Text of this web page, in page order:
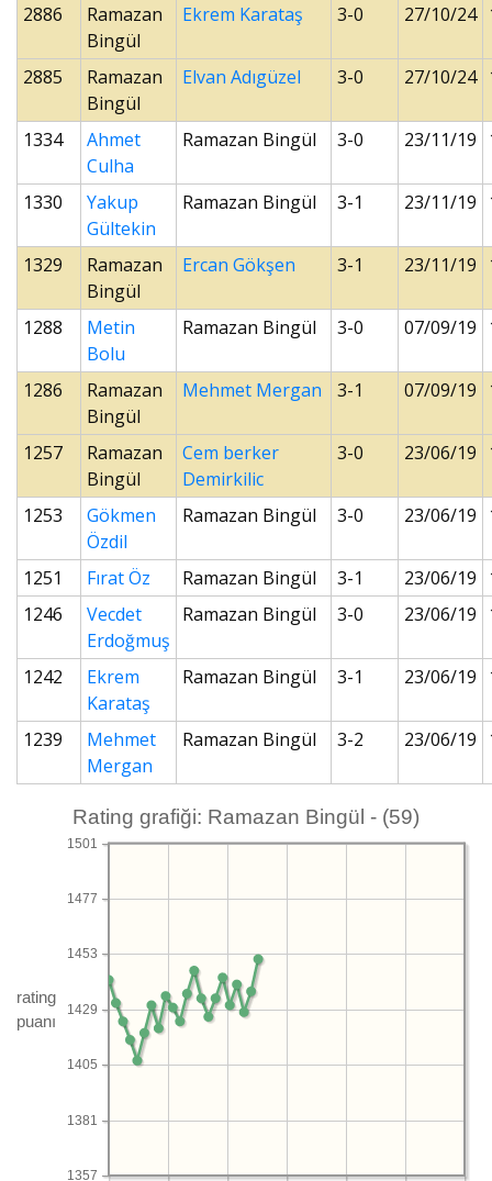
2886
Ramazan
Bingül
Ekrem Karataş 3-0 27/10/24
2885
Ramazan
Bingül
Elvan Adıgüzel 3-0 27/10/24
1334
Ahmet
Culha
Ramazan Bingül 3-0 23/11/19
1330
Yakup
Gültekin
Ramazan Bingül 3-1 23/11/19
1329
Ramazan
Bingül
Ercan Gökşen 3-1 23/11/19
1288
Metin
Bolu
Ramazan Bingül 3-0 07/09/19
1286
Ramazan
Bingül
Mehmet Mergan 3-1 07/09/19
1257
Ramazan
Bingül
Cem berker
Demirkilic
3-0 23/06/19
1253
Gökmen
Özdil
Ramazan Bingül 3-0 23/06/19
1251 Fırat Öz Ramazan Bingül 3-1 23/06/19
1246
Vecdet
Erdoğmuş
Ramazan Bingül 3-0 23/06/19
1242
Ekrem
Karataş
Ramazan Bingül 3-1 23/06/19
1239
Mehmet
Mergan
Ramazan Bingül 3-2 23/06/19
Rating grafiği: Ramazan Bingül - (59)
rating
puanı
1357
1381
1405
1429
1453
1477
1501